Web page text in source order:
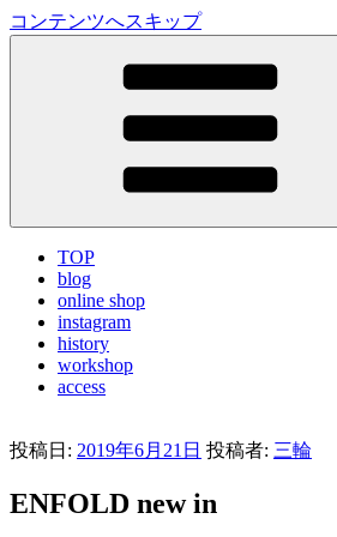
コンテンツへスキップ
LA VILLA ROUGE Blog
TOP
blog
online shop
instagram
history
workshop
access
投稿日: 2019年6月21日 投稿者: 三輪
ENFOLD new in